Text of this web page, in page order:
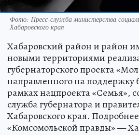
Фото: Пресс-служба министерства
Хабаровского края
Хабаровский район и район
новыми территориями
губернаторского проекта
направленного на поддержку
рамках нацпроекта «Семья»,
служба губернатора и
Хабаровского края.
«Комсомольской правды» —